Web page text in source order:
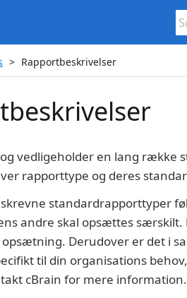
Rapportbeskrivelser
vedligeholder en lang række
rapporttype og deres
standardrapporttyper
andre skal opsættes særskilt.
Derudover er det i
til din organisations
cBrain for mere information.